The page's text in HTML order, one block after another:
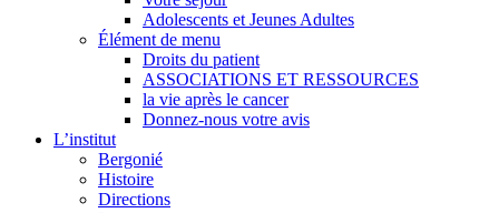
Adolescents et Jeunes Adultes
Élément de menu
Droits du patient
ASSOCIATIONS ET RESSOURCES
la vie après le cancer
Donnez-nous votre avis
L’institut
Bergonié
Histoire
Directions